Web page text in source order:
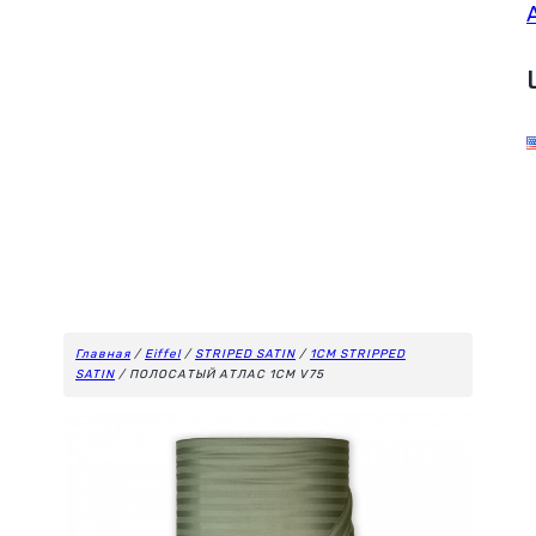
Главная / Eiffel/ STRIPED SATIN / 1CM STRIPPED
SATIN / ПОЛОСАТЫЙ АТЛАС 1CM V75